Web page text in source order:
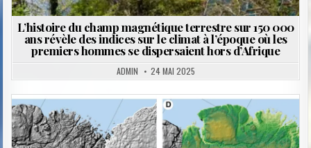
L’histoire du champ magnétique terrestre sur 150 000
ans révèle des indices sur le climat à l’époque où les
premiers hommes se dispersaient hors d’Afrique
ADMIN 24 MAI 2025
Posted
in